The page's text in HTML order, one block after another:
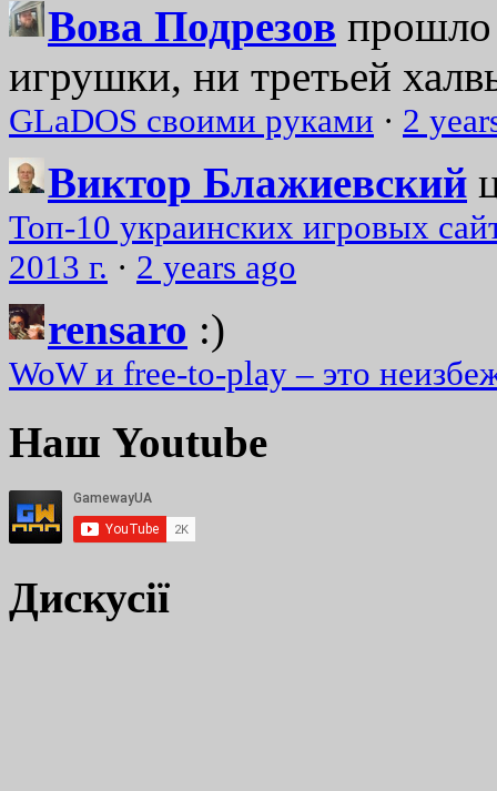
Вова Подрезов прошло
игрушки, ни третьей
GLaDOS своими руками · 2
Виктор Блажиевский
Топ-10 украинских игровых
2013 г. · 2 years ago
rensaro :)
WoW и free-to-play – это
Наш Youtube
Дискусії